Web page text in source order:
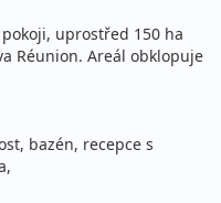
uprostřed 150 ha
Réunion. Areál obklopuje
bazén, recepce s